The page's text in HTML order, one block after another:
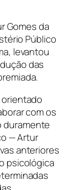
Gomes da
Público
levantou
das
com os
— Artur
anteriores
psicológica